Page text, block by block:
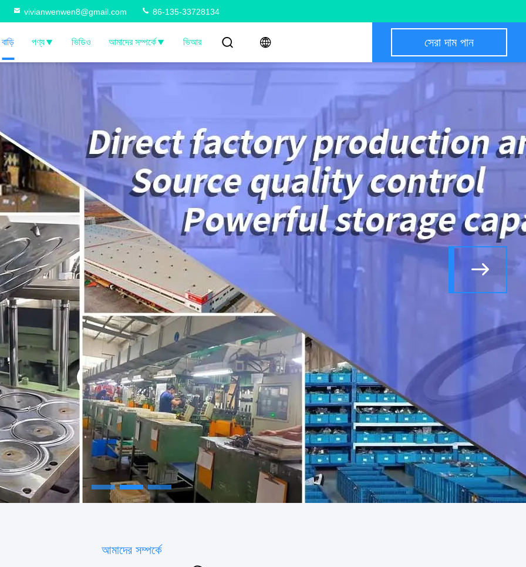
vivianwenwen8@gmail.com 86-135-33728134
বাড়ি পণ্য ভিডিও আমাদের সম্পর্কে ভিআর সেরা দাম পান
আমাদের সম্পর্কে